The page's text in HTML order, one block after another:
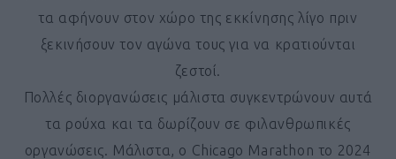
τα αφήνουν στον χώρο της εκκίνησης λίγο πριν
ξεκινήσουν τον αγώνα τους για να κρατιούνται
ζεστοί.
Πολλές διοργανώσεις μάλιστα συγκεντρώνουν αυτά
τα ρούχα και τα δωρίζουν σε φιλανθρωπικές
οργανώσεις. Μάλιστα, ο Chicago Marathon το 2024